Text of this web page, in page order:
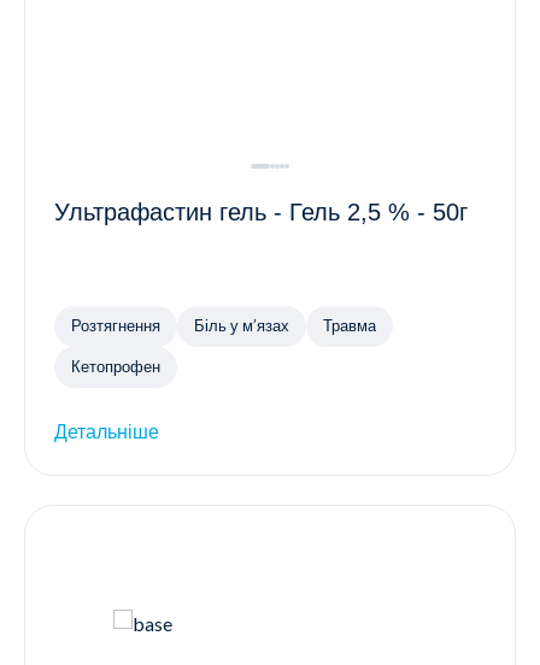
Ультрафастин гель - Гель 2,5 % - 50г
Розтягнення Біль у м’язах Травма
Кетопрофен
Детальніше